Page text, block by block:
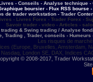
- Conseils - Analyse technique
boursier - Flux RSS bourse
de trader workstation - Trader
- Livres Forex - Trader Forex -
Savoir trader - video - Articles -
trading & Swing trading / Analyse
Trading , Trader, conseils -
Les risques de
(Europe, Bruxelles, Amsterdam,
London SE, DAX, Indices
© 2008-2017, Trader